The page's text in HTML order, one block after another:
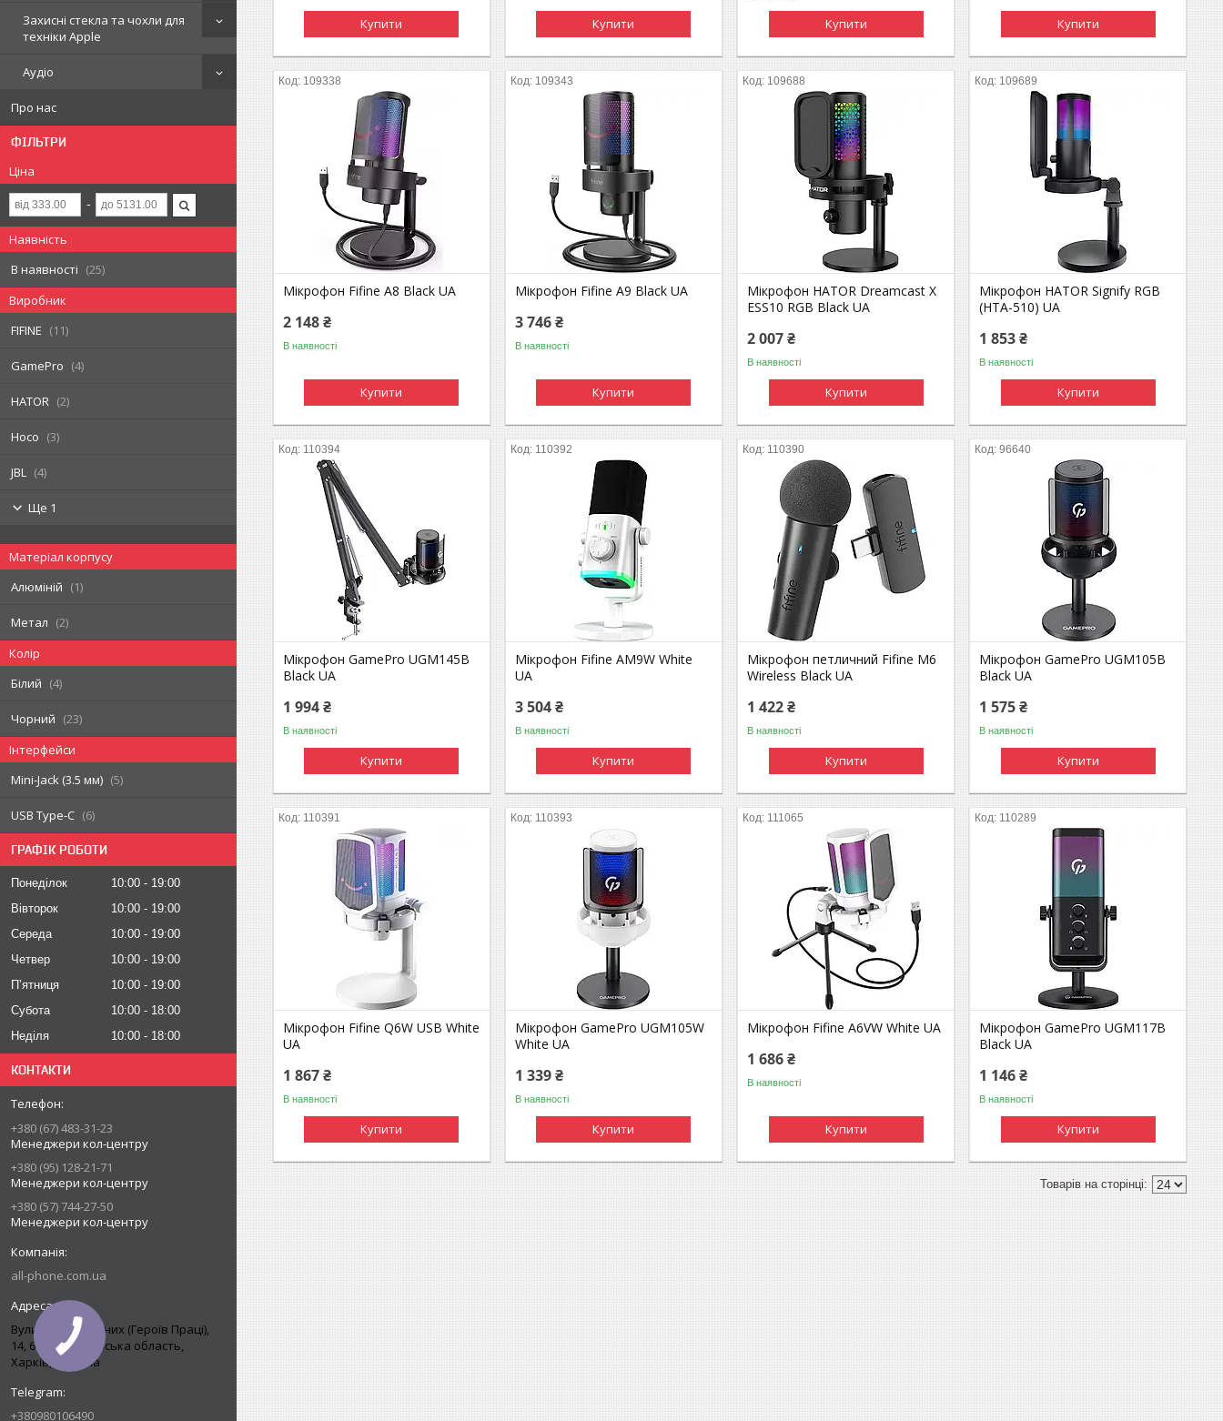
Захисні стекла та чохли для
техніки Apple
Аудіо
Про нас
ФІЛЬТРИ
Ціна
Наявність
В наявності
25
Виробник
FIFINE
11
GamePro 4
HATOR 2
Hoco 3
JBL 4
Ще 1
Матеріал корпусу
Алюміній
1
Метал
2
Колір
Білий
4
Чорний
23
Інтерфейси
Mini-Jack (3.5 мм)
5
USB Type-C 6
ГРАФІК РОБОТИ
Понеділок 10:00
19:00
Вівторок
10:00
19:00
Середа
10:00
19:00
Четвер
10:00
19:00
Пʼятниця
10:00
19:00
Субота
10:00
18:00
Неділя
10:00 18:00
КОНТАКТИ
+380 (67) 483-31-23
Менеджери кол-центру
+380 (95) 128-21-71
Менеджери кол-центру
+380 (57) 744-27-50
Менеджери кол-центру
all-phone.com.ua
Вулиця Нескорених (Героїв Праці),
14, 61168, Харківська область,
Харків, Україна
+380980106490
Купити Купити Купити Купити
109338
Мікрофон Fifine A8 Black UA
2 148 ₴
В наявності
Купити
109343
Мікрофон Fifine A9 Black UA
3 746 ₴
В наявності
Купити
109688
Мікрофон HATOR Dreamcast X
ESS10 RGB Black UA
2 007 ₴
В наявності
Купити
109689
Мікрофон HATOR Signify RGB
(HTA-510) UA
1 853 ₴
В наявності
Купити
110394
Мікрофон GamePro UGM145B
Black UA
1 994 ₴
В наявності
Купити
110392
Мікрофон Fifine AM9W White
UA
3 504 ₴
В наявності
Купити
110390
Мікрофон петличний Fifine M6
Wireless Black UA
1 422 ₴
В наявності
Купити
96640
Мікрофон GamePro UGM105B
Black UA
1 575 ₴
В наявності
Купити
110391
Мікрофон Fifine Q6W USB White
UA
1 867 ₴
В наявності
Купити
110393
Мікрофон GamePro UGM105W
White UA
1 339 ₴
В наявності
Купити
111065
Мікрофон Fifine A6VW White UA
1 686 ₴
В наявності
Купити
110289
Мікрофон GamePro UGM117B
Black UA
1 146 ₴
В наявності
Купити